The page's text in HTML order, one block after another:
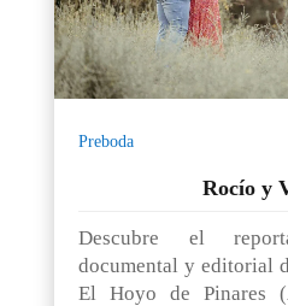
Preboda
Rocío y
Descubre el
documental y editorial
El Hoyo de Pinares